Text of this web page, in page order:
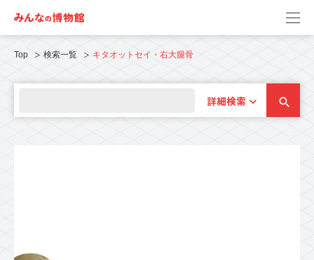
Top 検索一覧 キタオットセイ・右大腿骨
詳細検索